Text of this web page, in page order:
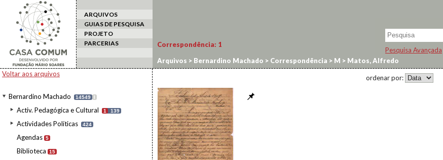
ARQUIVOS
GUIAS DE PESQUISA
PROJETO
PARCERIAS
Pesquisa Avançada
Voltar aos arquivos
Bernardino Machado 14549 I
Activ. Pedagógica e Cultural 1 139
Actividades Políticas 424
Agendas 5
Biblioteca 15
Correspondência: 1
Arquivos > Bernardino Machado > Correspondência > M > Matos, Alfredo
ordenar por: